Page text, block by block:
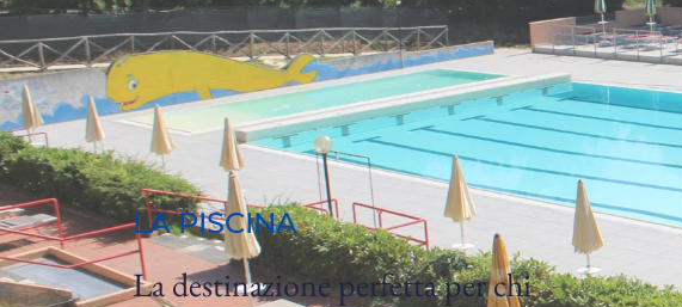
LA PISCINA
La destinazione perfetta per chi